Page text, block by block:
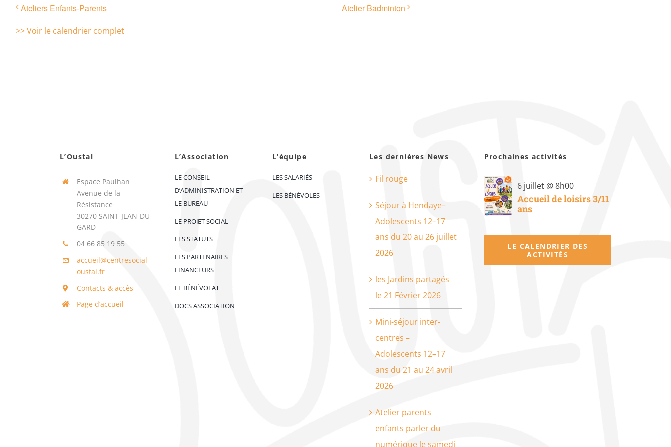
Ateliers Enfants-Parents Atelier Badminton
>> Voir le calendrier complet
L’Oustal
Espace Paulhan
Avenue de la
Résistance
30270 SAINT-JEAN-DU-
GARD
04 66 85 19 55
accueil@centresocial-
oustal.fr
Contacts & accès
Page d’accueil
L’Association
LE CONSEIL
D’ADMINISTRATION ET
LE BUREAU
LE PROJET SOCIAL
LES STATUTS
LES PARTENAIRES
FINANCEURS
LE BÉNÉVOLAT
DOCS ASSOCIATION
L’équipe
LES SALARIÉS
LES BÉNÉVOLES
Les dernières News
Fil rouge
Séjour à Hendaye–
Adolescents 12–17
ans du 20 au 26 juillet
2026
les Jardins partagés
le 21 Février 2026
Mini-séjour inter-
centres –
Adolescents 12–17
ans du 21 au 24 avril
2026
Atelier parents
enfants parler du
numérique le samedi
Prochaines activités
6 juillet @ 8h00
Accueil de loisirs 3/11
ans
LE CALENDRIER DES
ACTIVITÉS